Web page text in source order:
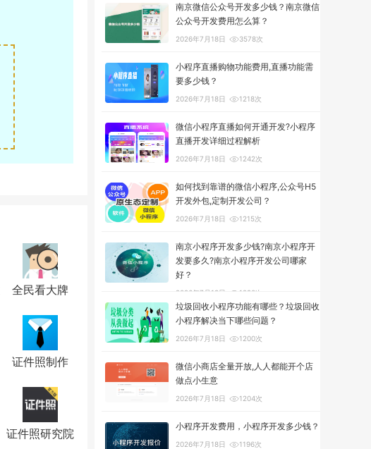
全民看大牌
证件照制作
证件照研究院
南京微信公众号开发多少钱？南京微信
公众号开发费用怎么算？
2026年7月18日 3578次
小程序直播购物功能费用,直播功能需
要多少钱？
2026年7月18日 1218次
微信小程序直播如何开通开发?小程序
直播开发详细过程解析
2026年7月18日 1242次
如何找到靠谱的微信小程序,公众号H5
开发外包,定制开发公司？
2026年7月18日 1215次
南京小程序开发多少钱?南京小程序开
发要多久?南京小程序开发公司哪家
好？
2026年7月18日 1290次
垃圾回收小程序功能有哪些？垃圾回收
小程序解决当下哪些问题？
2026年7月18日 1200次
微信小商店全量开放,人人都能开个店
做点小生意
2026年7月18日 1204次
小程序开发费用，小程序开发多少钱？
2026年7月18日 1196次